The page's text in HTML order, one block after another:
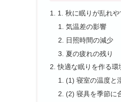
1. 秋に眠りが乱れ
気温差の影響
日照時間の減少
夏の疲れの残り
快適な眠りを作る環
(1) 寝室の温度と
(2) 寝具を季節に